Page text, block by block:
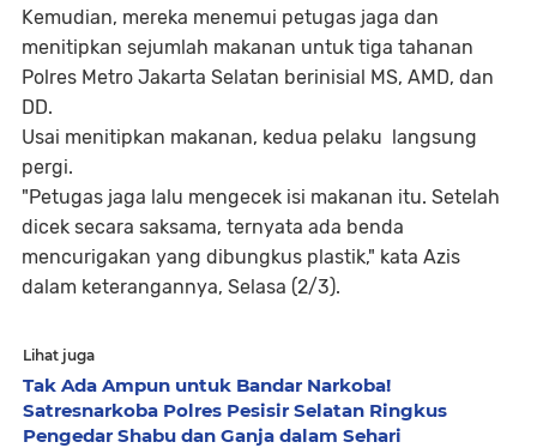
Kemudian, mereka menemui petugas jaga dan
menitipkan sejumlah makanan untuk tiga tahanan
Polres Metro Jakarta Selatan berinisial MS, AMD, dan
DD.
Usai menitipkan makanan, kedua pelaku langsung
pergi.
"Petugas jaga lalu mengecek isi makanan itu. Setelah
dicek secara saksama, ternyata ada benda
mencurigakan yang dibungkus plastik," kata Azis
dalam keterangannya, Selasa (2/3).
Lihat juga
Tak Ada Ampun untuk Bandar Narkoba!
Satresnarkoba Polres Pesisir Selatan Ringkus
Pengedar Shabu dan Ganja dalam Sehari